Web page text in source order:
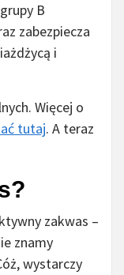
B
zabezpiecza
i
Więcej o
tutaj. A teraz
zakwas –
znamy
wystarczy